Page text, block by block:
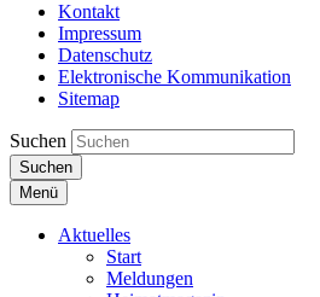
Kontakt
Impressum
Datenschutz
Elektronische Kommunikation
Sitemap
Suchen
Suchen
Menü
Aktuelles
Start
Meldungen